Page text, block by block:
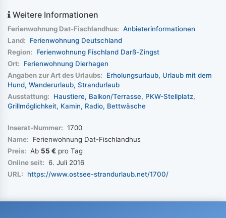
Weitere Informationen
Ferienwohnung Dat-Fischlandhus: Anbieterinformationen
Land:
Ferienwohnung Deutschland
Region:
Ferienwohnung Fischland Darß-Zingst
Ort:
Ferienwohnung Dierhagen
Angaben zur Art des Urlaubs:
Erholungsurlaub Urlaub mit dem
Hund Wanderurlaub Strandurlaub
Ausstattung:
Haustiere Balkon/Terrasse PKW-Stellplatz
Grillmöglichkeit Kamin Radio Bettwäsche
Inserat-Nummer: 1700
Name:
Ferienwohnung Dat-Fischlandhus
Preis: Ab 55 € pro Tag
Online seit: 6. Juli 2016
URL:
https://www.ostsee-strandurlaub.net/1700/